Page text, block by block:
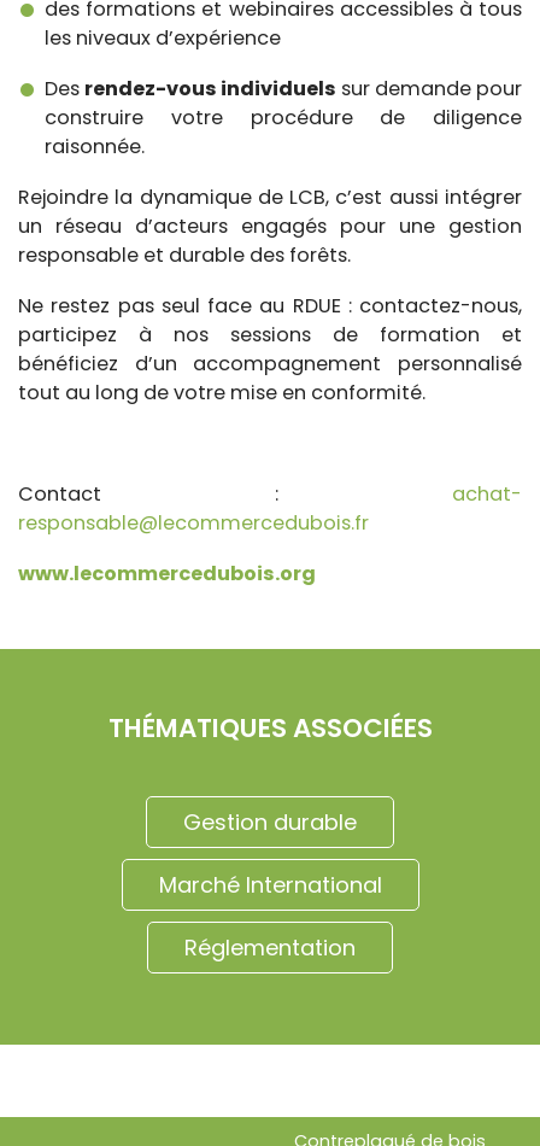
des formations et webinaires accessibles à tous
les niveaux d’expérience
Des rendez-vous individuels sur demande pour
construire votre procédure de diligence
raisonnée.
Rejoindre la dynamique de LCB, c’est aussi intégrer
un réseau d’acteurs engagés pour une gestion
responsable et durable des forêts.
Ne restez pas seul face au RDUE : contactez-nous,
participez à nos sessions de formation et
bénéficiez d’un accompagnement personnalisé
tout au long de votre mise en conformité.
Contact : achat-
responsable@lecommercedubois.fr
www.lecommercedubois.org
THÉMATIQUES ASSOCIÉES
Gestion durable
Marché International
Réglementation